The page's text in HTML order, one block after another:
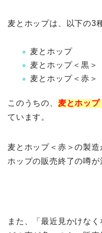
麦とホップは、以下の3
麦とホップ
麦とホップ＜黒＞
麦とホップ＜赤＞
このうちの、 麦とホッ
ています。
麦とホップ＜赤＞の製
ホップの販売終了の噂が
また、「最近見かけな